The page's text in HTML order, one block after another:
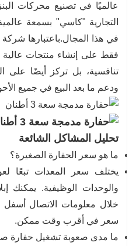
عالميًا في تصنيع محركات
التجارية "كاسي" بسمعة
في هذا المجال.باعتبارها
فقط على إنشاء منتجات عالية
تنافسية، بل تركز أيضًا على
ودعم ما بعد البيع في جميع
تحليل المشاكل الشائعة
ما هو سعر الحفارة الصغيرة؟
يختلف سعر المعدات تبعًا
والوحدات الوظيفية. يمكنك
خلال معلومات الاتصال
سعر في أقرب وقت ممكن.
ما مدى صعوبة تشغيل حفارة